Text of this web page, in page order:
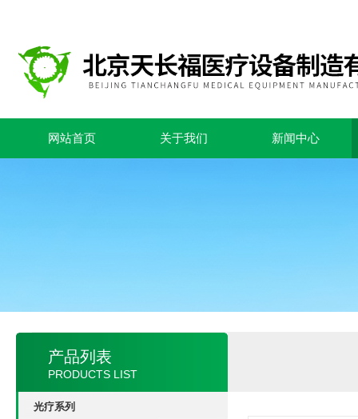
网站首页 关于我们 新闻中心
产品列表
PRODUCTS LIST
光疗系列